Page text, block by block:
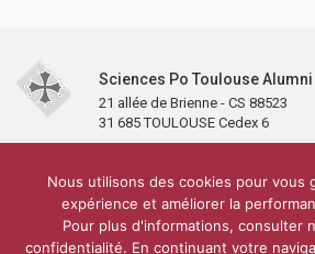
Sciences Po Toulouse Alumni
21 allée de Brienne - CS 88523
31 685 TOULOUSE Cedex 6
Partenaires et soutiens
Lettre d’information
Sciences Po Toulouse
Carré Alumni de la bibliothèque de Sciences Po
Réseau ScPo
Mentions légales Politique de
Nous utilisons des cookies pour vous
expérience et améliorer la
Pour plus d'informations, consulter
confidentialité. En continuant votre